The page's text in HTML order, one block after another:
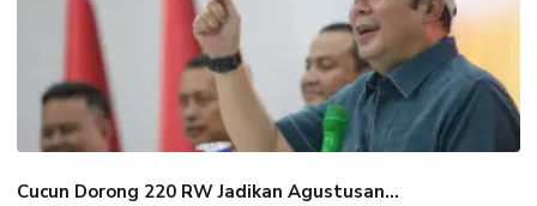
Cucun Dorong 220 RW Jadikan Agustusan...